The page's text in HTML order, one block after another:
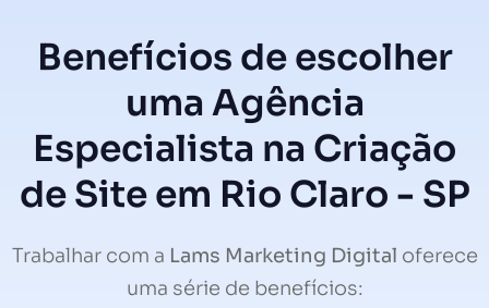
Benefícios de escolher
uma Agência
Especialista na Criação
de Site em Rio Claro - SP
Trabalhar com a Lams Marketing Digital oferece
uma série de benefícios: